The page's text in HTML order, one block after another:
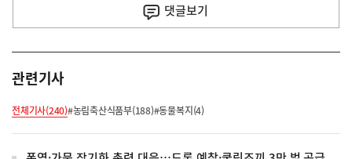
댓글보기
관련기사
전체기사(240)#농림축산식품부(188)#동물복지(4)